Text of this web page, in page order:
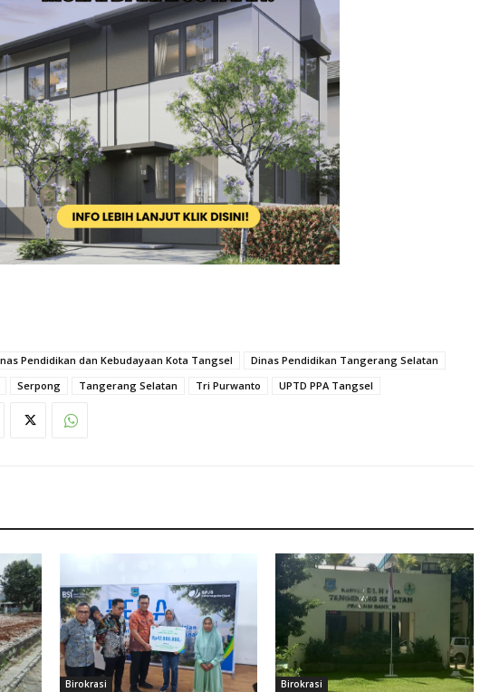
Pendidikan dan Kebudayaan Kota Tangsel
Dinas Pendidikan Tangerang Selatan
Serpong Tangerang Selatan Tri Purwanto UPTD PPA Tangsel
Birokrasi Birokrasi